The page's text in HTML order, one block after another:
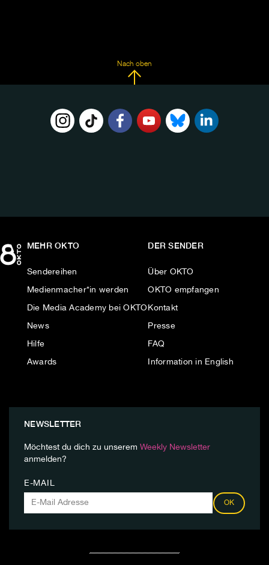
Nach oben
MEHR OKTO
Sendereihen
Medienmacher*in werden
Die Media Academy bei OKTO
News
Hilfe
Awards
DER SENDER
Über OKTO
OKTO empfangen
Kontakt
Presse
FAQ
Information in English
NEWSLETTER
Möchtest du dich zu unserem Weekly Newsletter
anmelden?
E-MAIL
OK